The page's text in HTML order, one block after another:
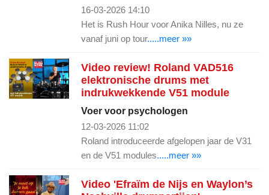
16-03-2026 14:10
Het is Rush Hour voor Anika Nilles, nu ze
vanaf juni op tour.....meer »»
Video review! Roland VAD516
elektronische drums met
indrukwekkende V51 module
Voer voor psychologen
12-03-2026 11:02
Roland introduceerde afgelopen jaar de V31
en de V51 modules.....meer »»
Video 'Efraïm de Nijs en Waylon’s